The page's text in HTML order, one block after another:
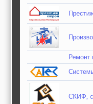
Ремонт
СКИФ,